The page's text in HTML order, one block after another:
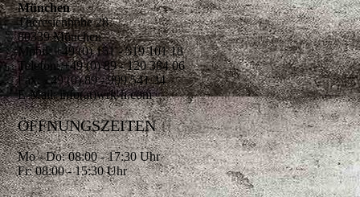
München
Theresienhöhe 28
80339 München
Mobil: +49 (0) 151 - 519 101 18
Telefon: +49 (0) 89 - 120 384 06
Fax: +49 (0) 89 - 999 541 34
E-Mail: info(at)wrk-h.com
ÖFFNUNGSZEITEN
Mo - Do: 08:00 - 17:30 Uhr
Fr: 08:00 - 15:30 Uhr